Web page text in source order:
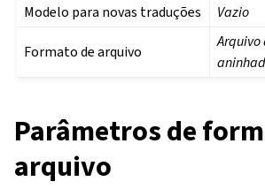
Modelo para novas traduções Vazio
Formato de arquivo
Arquivo
Parâmetros de
arquivo